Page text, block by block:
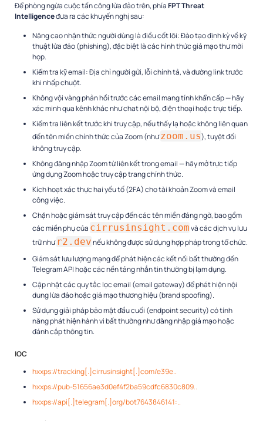
Để phòng ngừa cuộc tấn công lừa đảo trên, phíaFPT Threat
Intelligenceđưa ra các khuyến nghị sau:
Nâng cao nhận thức người dùng là điều cốt lõi: Đào tạo định kỳ về kỹ
thuật lừa đảo (phishing), đặc biệt là các hình thức giả mạo thư mời
họp.
Kiểm tra kỹ email: Địa chỉ người gửi, lỗi chính tả, và đường link trước
khi nhấp chuột.
Không vội vàng phản hồi trước các email mang tính khẩn cấp — hãy
xác minh qua kênh khác như chat nội bộ, điện thoại hoặc trực tiếp.
Kiểm tra liên kết trước khi truy cập, nếu thấy lạ hoặc không liên quan
đến tên miền chính thức của Zoom (nhưzoom.us), tuyệt đối
không truy cập.
Không đăng nhập Zoom từ liên kết trong email — hãy mở trực tiếp
ứng dụng Zoom hoặc truy cập trang chính thức.
Kích hoạt xác thực hai yếu tố (2FA) cho tài khoản Zoom và email
công việc.
Chặn hoặc giám sát truy cập đến các tên miền đáng ngờ, bao gồm
các miền phụ của cirrusinsight.comvà các dịch vụ lưu
trữ nhưr2.devnếu không được sử dụng hợp pháp trong tổ chức.
Giám sát lưu lượng mạng để phát hiện các kết nối bất thường đến
Telegram API hoặc các nền tảng nhắn tin thường bị lạm dụng.
Cập nhật các quy tắc lọc email (email gateway) để phát hiện nội
dung lừa đảo hoặc giả mạo thương hiệu (brand spoofing).
Sử dụng giải pháp bảo mật đầu cuối (endpoint security) có tính
năng phát hiện hành vi bất thường như đăng nhập giả mạo hoặc
đánh cắp thông tin.
IOC
hxxps://tracking[.]cirrusinsight[.]com/e39e..
hxxps://pub-51656ae3d0ef4f2ba59cdfc6830c809..
hxxps://api[.]telegram[.]org/bot7643846141:..